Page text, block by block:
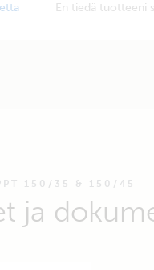
En tiedä tuotteeni
150/35 & 150/45
ja